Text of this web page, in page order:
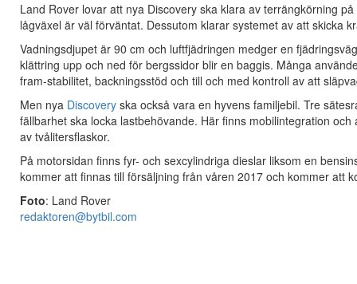
Land Rover lovar att nya Discovery ska klara av terrängkörning
lågväxel är väl förväntat. Dessutom klarar systemet av att skicka
Vadningsdjupet är 90 cm och luftfjädringen medger en
klättring upp och ned för bergssidor blir en baggis. Många
fram-stabilitet, backningsstöd och till och med kontroll av att
Men nya Discovery ska också vara en hyvens familjebil. Tre
fällbarhet ska locka lastbehövande. Här finns mobilintegration
av tvålitersflaskor.
På motorsidan finns fyr- och sexcylindriga dieslar liksom en
kommer att finnas till försäljning från våren 2017 och kommer att
Foto: Land Rover
redaktoren@bytbil.com